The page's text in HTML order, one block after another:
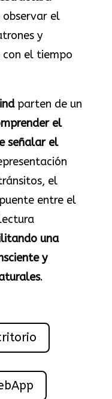
el
y
el tiempo
parten de un
el
señalar el
el
entre el
una
y
.